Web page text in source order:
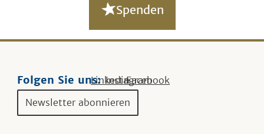
Spenden
Folgen Sie uns:Linkedin
Instagram
Facebook
Newsletter abonnieren